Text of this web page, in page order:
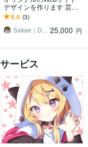
デザインを作ります 芸大
生デザイナーがFigmaでデ
ザインカンプを作成しま
す。
5.0 (3)
Sakae｜Design 25,000 円
ービス